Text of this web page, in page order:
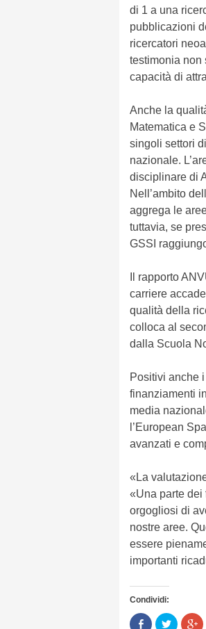
di 1 a una
pubblicazioni
ricercatori
testimonia non
capacità di
Anche la
Matematica e
singoli settori
nazionale.
disciplinare di
Nell’ambito
aggrega le
tuttavia, se
GSSI
Il rapporto
carriere
qualità della
colloca al
dalla Scuola
Positivi anche
finanziamenti
media
l’European
avanzati e
«La
«Una parte
orgogliosi di
nostre aree.
essere
importanti
Condividi:
CondividiClicca